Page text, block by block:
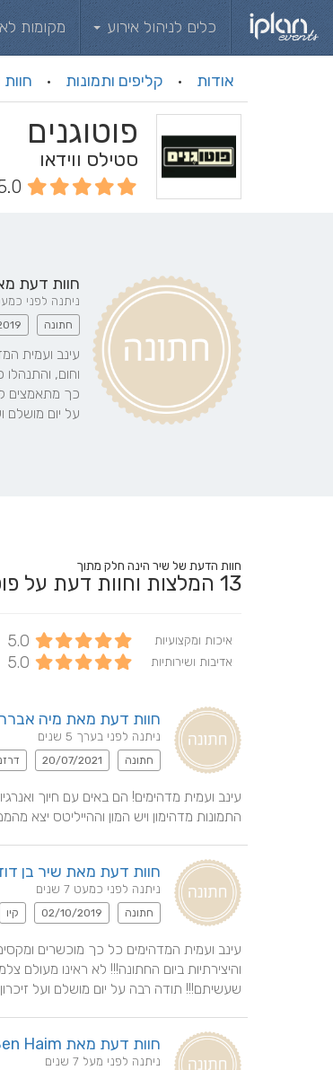
כלים לניהול אירוע מקומות
אודות · קליפים ותמונות ·
פוטוגנים
סטילס ווידאו
חוות דעת
ניתנה לפני כמעט 7
חתונה
על יום מושלם
חוות הדעת של שיר הינה חלק מתוך
13 המלצות וחוות דעת על
איכות ומקצועיות 5.0
אדיבות ושירותיות 5.0
חוות דעת מאת מיה
ניתנה לפני בערך 5 שנים
חתונה 20/07/2021
התמונות מדהימון ויש המון וההייליטס יצא
חוות דעת מאת שיר בן
ניתנה לפני כמעט 7 שנים
חתונה 02/10/2019 קיו
שעשיתם!!! תודה רבה על יום מושלם ועל
חוות דעת מאת Nir Ben Haim
ניתנה לפני מעל 7 שנים